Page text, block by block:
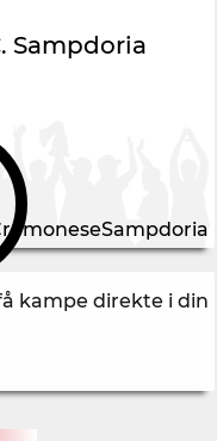
Sampdoria
kampe direkte i din